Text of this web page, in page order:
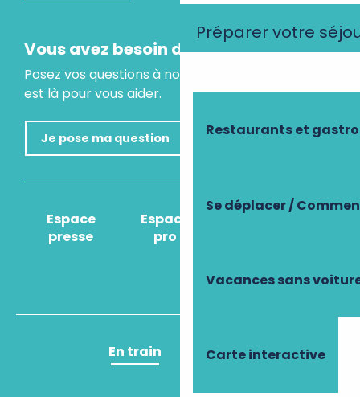
Préparer votre
Restaurants et
Se déplacer /
Vacances sans
Carte interactive
Vous avez besoin d'un conseil ?
Posez vos questions à notre assistant virtuel, il
est là pour vous aider.
Je pose ma question
Espace
presse
Espace
pro
Comment venir
En train En avion